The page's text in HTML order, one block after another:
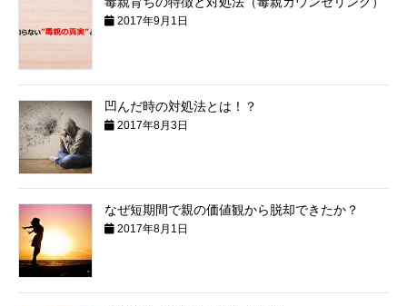
2017年9月1日
凹んだ時の対処法とは！？
2017年8月3日
なぜ短期間で親の価値観から脱却できたか？
2017年8月1日